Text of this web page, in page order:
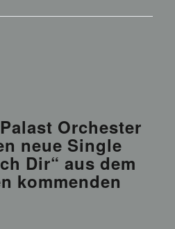
Orchester
neue Single
Dir“ aus dem
kommenden